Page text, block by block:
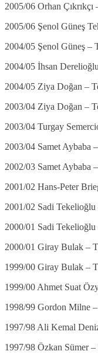
2005/06 Orhan
2005/06 Şenol Güneş
2004/05 Şenol Güneş –
2004/05 İhsan
2004/05 Ziya Doğan –
2003/04 Ziya Doğan –
2003/04 Turgay
2003/04 Samet Aybaba
2002/03 Samet Aybaba
2001/02 Hans-Peter
2001/02 Sadi
2000/01 Sadi
2000/01 Giray Bulak –
1999/00 Giray Bulak –
1999/00 Ahmet Suat
1998/99 Gordon Milne
1997/98 Ali Kemal
1997/98 Özkan Sümer